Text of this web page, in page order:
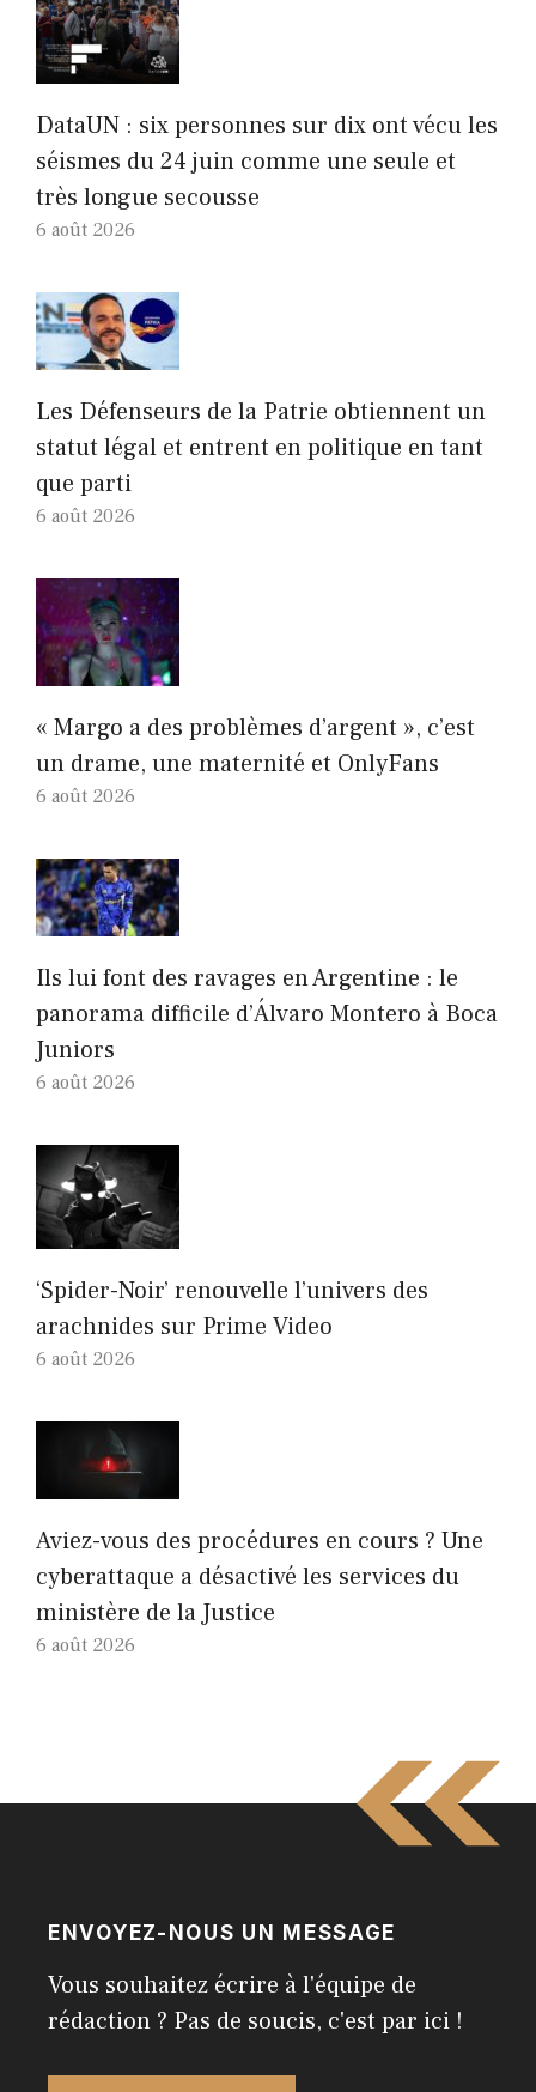
DataUN : six personnes sur dix ont vécu les
séismes du 24 juin comme une seule et
très longue secousse
6 août 2026
Les Défenseurs de la Patrie obtiennent un
statut légal et entrent en politique en tant
que parti
6 août 2026
« Margo a des problèmes d’argent », c’est
un drame, une maternité et OnlyFans
6 août 2026
Ils lui font des ravages en Argentine : le
panorama difficile d’Álvaro Montero à Boca
Juniors
6 août 2026
‘Spider-Noir’ renouvelle l’univers des
arachnides sur Prime Video
6 août 2026
Aviez-vous des procédures en cours ? Une
cyberattaque a désactivé les services du
ministère de la Justice
6 août 2026
ENVOYEZ-NOUS UN MESSAGE
Vous souhaitez écrire à l'équipe de
rédaction ? Pas de soucis, c'est par ici !